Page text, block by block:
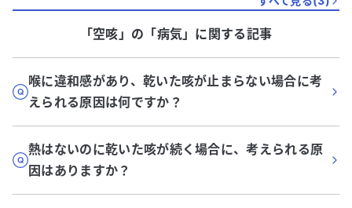
「空咳」 の「病気」に関する記事
喉に違和感があり、乾いた咳が止まらない場合に考
えられる原因は何ですか？
熱はないのに乾いた咳が続く場合に、考えられる原
因はありますか？